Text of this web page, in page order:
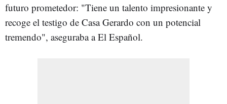
futuro prometedor: "Tiene un talento impresionante y
recoge el testigo de Casa Gerardo con un potencial
tremendo", aseguraba a El Español.